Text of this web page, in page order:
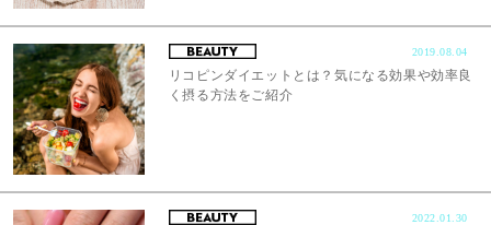
2019.08.04
リコピンダイエットとは？気になる効果や効率良
く摂る方法をご紹介
2022.01.30